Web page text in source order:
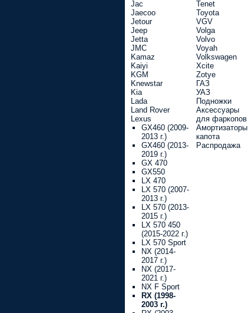
Jac
Jaecoo
Jetour
Jeep
Jetta
JMC
Kamaz
Kaiyi
KGM
Knewstar
Kia
Lada
Land Rover
Lexus
GX460 (2009-
2013 г.)
GX460 (2013-
2019 г.)
GX 470
GX550
LX 470
LX 570 (2007-
2013 г.)
LX 570 (2013-
2015 г.)
LX 570 450
(2015-2022 г.)
LX 570 Sport
NX (2014-
2017 г.)
NX (2017-
2021 г.)
NX F Sport
RX (1998-
2003 г.)
Tenet
Toyota
VGV
Volga
Volvo
Voyah
Volkswagen
Xcite
Zotye
ГАЗ
УАЗ
Подножки
Аксессуары
для фаркопов
Амортизаторы
капота
Распродажа